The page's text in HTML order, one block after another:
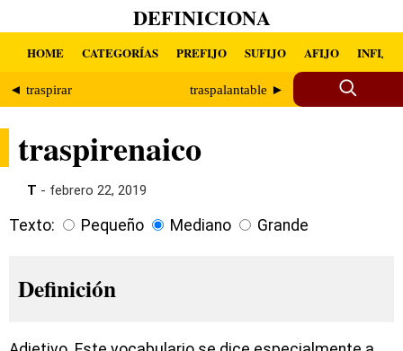
DEFINICIONA
HOME CATEGORÍAS PREFIJO SUFIJO AFIJO INFIJO
◄ traspirar traspalantable ►
traspirenaico
T - febrero 22, 2019
Texto: Pequeño Mediano Grande
Definición